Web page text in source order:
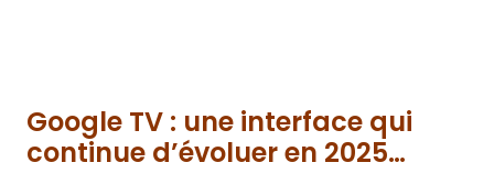
Google TV : une interface qui
continue d’évoluer en 2025…